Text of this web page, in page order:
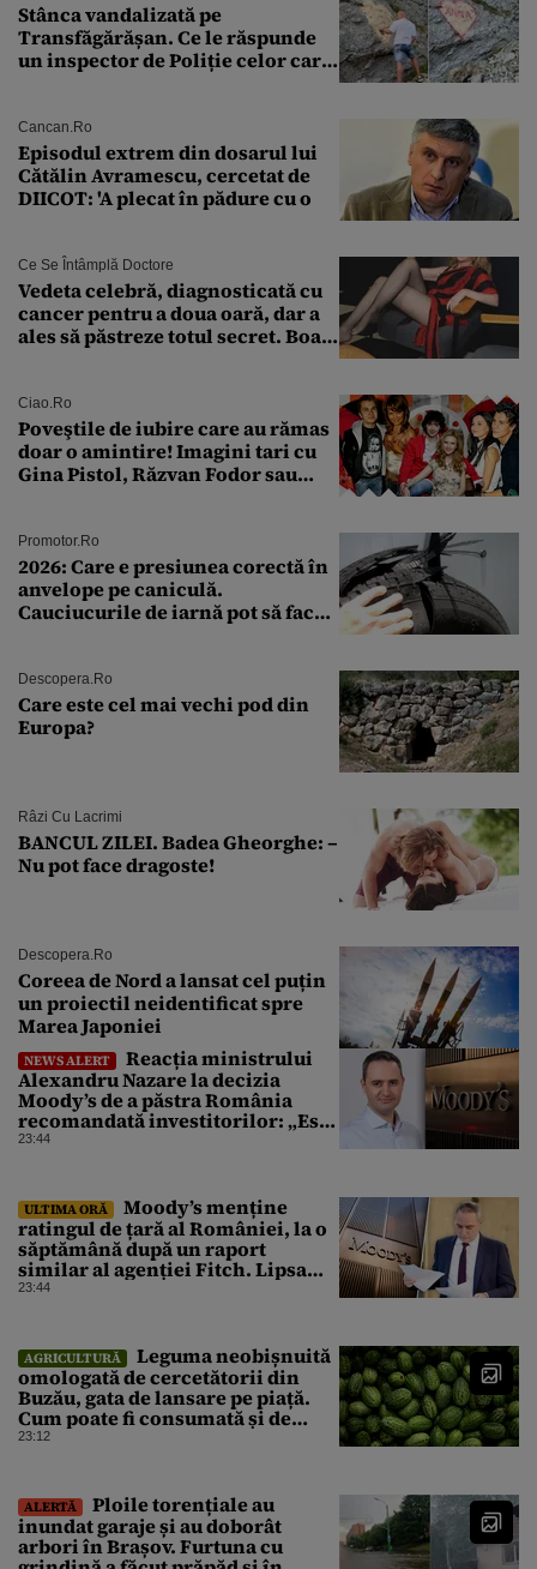
Stânca vandalizată pe
Transfăgărășan. Ce le răspunde
un inspector de Poliție celor care
Cancan.ro
Episodul extrem din dosarul lui
Cătălin Avramescu, cercetat de
DIICOT: 'A plecat în pădure cu o
Ce Se Întâmplă Doctore
Vedeta celebră, diagnosticată cu
cancer pentru a doua oară, dar a
ales să păstreze totul secret. Boala
Ciao.ro
Poveştile de iubire care au rămas
doar o amintire! Imagini tari cu
Gina Pistol, Răzvan Fodor sau
Promotor.ro
2026: Care e presiunea corectă în
anvelope pe caniculă.
Cauciucurile de iarnă pot să facă
Descopera.ro
Care este cel mai vechi pod din
Europa?
Râzi Cu Lacrimi
BANCUL ZILEI. Badea Gheorghe: –
Nu pot face dragoste!
Descopera.ro
Coreea de Nord a lansat cel puțin
un proiectil neidentificat spre
Marea Japoniei
NEWS ALERT
Reacția ministrului
Alexandru Nazare la decizia
Moody’s de a păstra România
recomandată investitorilor: „Este
un răgaz, dar în niciun caz un
23:44
ULTIMA ORĂ
Moody’s menține
ratingul de țară al României, la o
săptămână după un raport
similar al agenției Fitch. Lipsa
unui guvern cu puteri depline,
23:44
AGRICULTURĂ
Leguma neobișnuită
omologată de cercetătorii din
Buzău, gata de lansare pe piață.
Cum poate fi consumată și de
unde provine soiul
23:12
ALERTĂ
Ploile torențiale au
inundat garaje și au doborât
arbori în Brașov. Furtuna cu